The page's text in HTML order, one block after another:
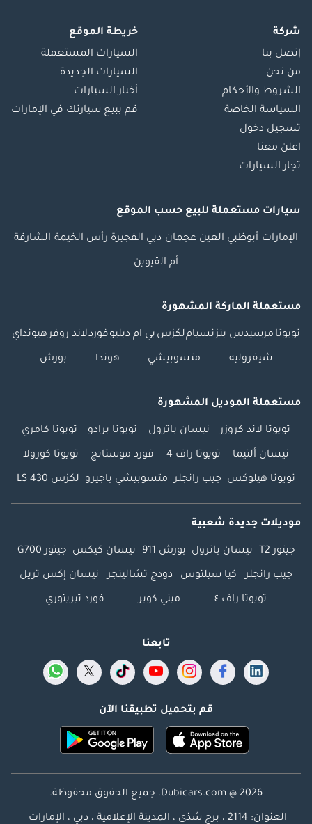
شركة
إتصل بنا
من نحن
الشروط والأحكام
السياسة الخاصة
تسجيل دخول
اعلن معنا
تجار السيارات
خريطة الموقع
السيارات المستعملة
السيارات الجديدة
أخبار السيارات
قم ببيع سيارتك في الإمارات
سيارات مستعملة للبيع حسب الموقع
الإمارات أبوظبي العين عجمان دبي الفجيرة رأس الخيمة الشارقة
أم القيوين
مستعملة الماركة المشهورة
تويوتا مرسيدس بنزنسياملكزس بي ام دبليوفوردلاند روفرهيونداي
شيفروليه متسوبيشي هوندا بورش
مستعملة الموديل المشهورة
تويوتا لاند كروزر نيسان باترول تويوتا برادو تويوتا كامري
نيسان ألتيما تويوتا راف 4 فورد موستانج تويوتا كورولا
تويوتا هيلوكس جيب رانجلر متسوبيشي باجيرو لكزس LS 430
موديلات جديدة شعبية
جيتور T2 نيسان باترول بورش 911 نيسان كيكس جيتور G700
جيب رانجلر كيا سيلتوس دودج تشالينجر نيسان إكس تريل
تويوتا راف ٤ ميني كوبر فورد تيريتوري
تابعنا
قم بتحميل تطبيقنا الآن
Dubicars.com @ 2026. جميع الحقوق محفوظة.
العنوان: 2114 ، برج شذى ، المدينة الإعلامية ، دبي ، الإمارات